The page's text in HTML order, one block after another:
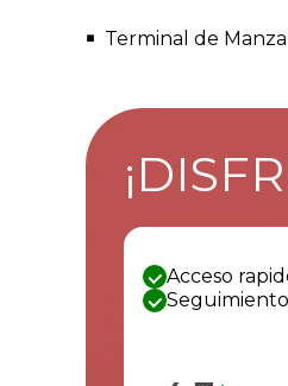
Terminal de
Acceso